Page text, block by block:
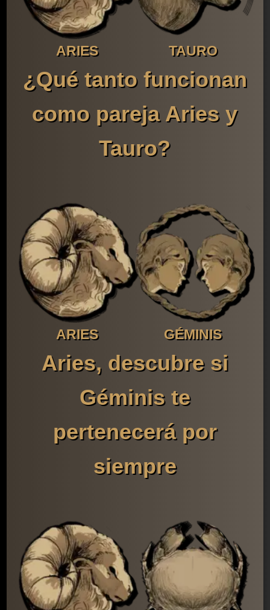
ARIES TAURO
¿Qué tanto funcionan
como pareja Aries y
Tauro?
ARIES GÉMINIS
Aries, descubre si
Géminis te
pertenecerá por
siempre